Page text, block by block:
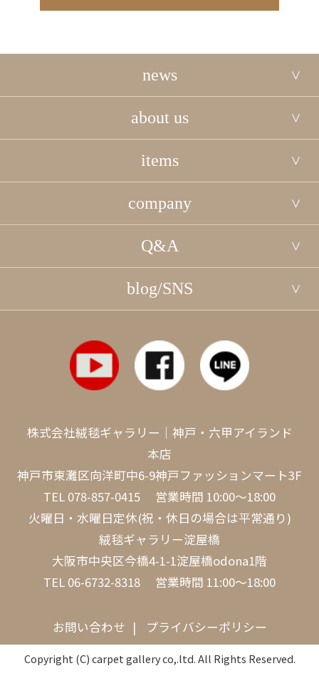
news
about us
items
company
Q&A
blog/SNS
株式会社絨毯ギャラリー｜神戸・六甲アイランド
本店
神戸市東灘区向洋町中6-9神戸ファッションマート3F
TEL 078-857-0415 営業時間 10:00～18:00
火曜日・水曜日定休(祝・休日の場合は平常通り)
絨毯ギャラリー淀屋橋
大阪市中央区今橋4-1-1淀屋橋odona1階
TEL 06-6732-8318 営業時間 11:00～18:00
お問い合わせ プライバシーポリシー
Copyright (C) carpet gallery co,.ltd. All Rights Reserved.